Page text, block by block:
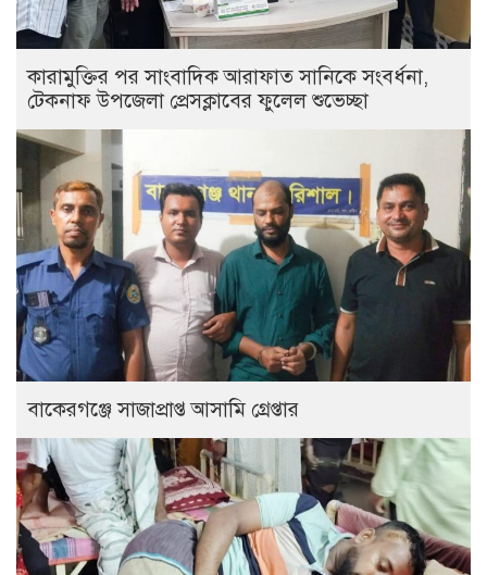
কারামুক্তির পর সাংবাদিক আরাফাত সানিকে সংবর্ধনা,
টেকনাফ উপজেলা প্রেসক্লাবের ফুলেল শুভেচ্ছা
বাকেরগঞ্জে সাজাপ্রাপ্ত আসামি গ্রেপ্তার